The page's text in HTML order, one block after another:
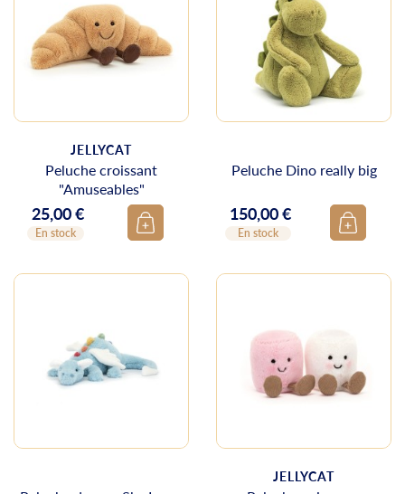
JELLYCAT
Peluche croissant
"Amuseables"
Prix
25,00 €
En stock
Peluche Dino really big
Prix
150,00 €
En stock
JELLYCAT